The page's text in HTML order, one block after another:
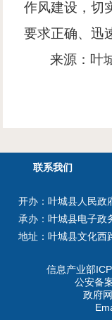
作风建设，切
要求正确、迅
来源：叶
联系我们
开办：叶城县人民政
承办：叶城县电子政
地址：叶城县文化西
信息产业部ICP
公安备
政府